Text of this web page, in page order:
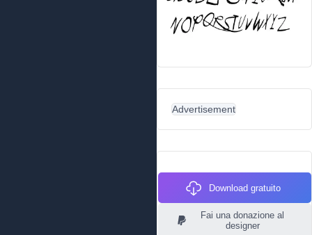
Advertisement
Download gratuito
Fai una donazione al
designer